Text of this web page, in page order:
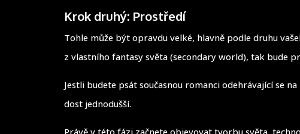
Krok druhý: Prostředí
Tohle může být opravdu velké, hlavně podle druhu
z vlastního fantasy světa (secondary world), tak bude
Jestli budete psát současnou romanci odehrávající se
dost jednodušší.
Právě v této fázi začnete objevovat tvorbu světa,